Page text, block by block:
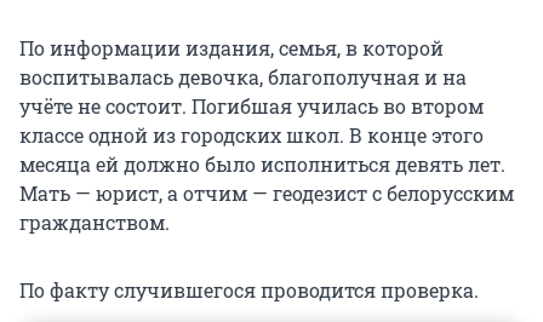
По информации издания, семья, в которой
воспитывалась девочка, благополучная и на
учёте не состоит. Погибшая училась во втором
классе одной из городских школ. В конце этого
месяца ей должно было исполниться девять лет.
Мать — юрист, а отчим — геодезист с белорусским
гражданством.
По факту случившегося проводится проверка.